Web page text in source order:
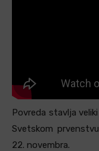
Povreda stavlja
Svetskom
22. novembra.